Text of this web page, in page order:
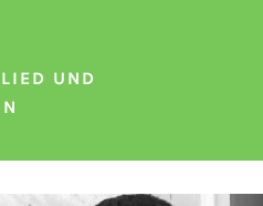
UND